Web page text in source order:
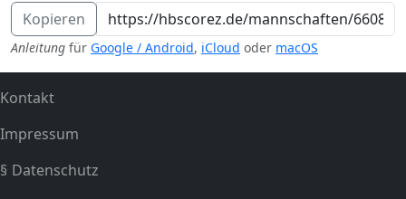
Kopieren
Anleitung für Google / Android, iCloud oder macOS
Kontakt
Impressum
Datenschutz